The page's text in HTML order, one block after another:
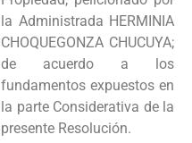
la Administrada HERMINIA
CHOQUEGONZA CHUCUYA;
de acuerdo a los
fundamentos expuestos en
la parte Considerativa de la
presente Resolución.